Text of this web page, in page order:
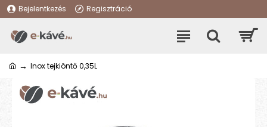
Bejelentkezés Regisztráció
Inox tejkiöntő 0,35L